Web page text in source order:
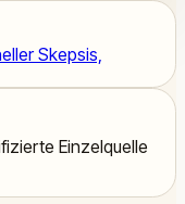
Skepsis,
Einzelquelle